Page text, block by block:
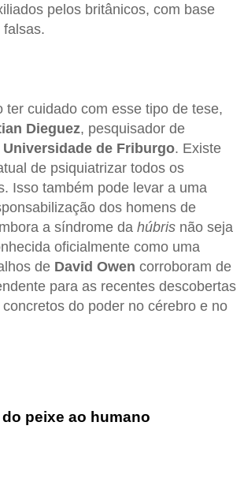
pelos britânicos, com base
ter cuidado com esse tipo de tese,
Dieguez, pesquisador de
Universidade de Friburgo. Existe
de psiquiatrizar todos os
Isso também pode levar a uma
dos homens de
a síndrome da húbris não seja
oficialmente como uma
de David Owen corroboram de
para as recentes descobertas
do poder no cérebro e no
peixe ao humano